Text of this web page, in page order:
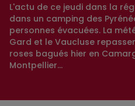
L'actu de ce jeudi dans la
dans un camping des
personnes évacuées. La
Gard et le Vaucluse
roses bagués hier en
Montpellier...